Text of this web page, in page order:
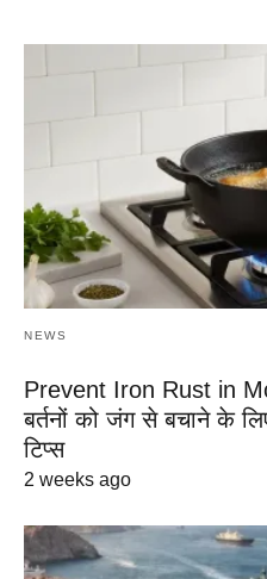
NEWS
Prevent Iron Rust in
बर्तनों को जंग से बचाने के
टिप्स
2 weeks ago